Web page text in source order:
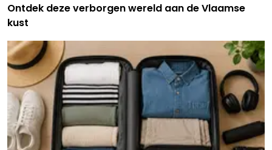
Ontdek deze verborgen wereld aan de Vlaamse
kust